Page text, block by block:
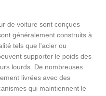
de voiture sont conçues
généralement construits à
tels que l'acier ou
supporter le poids des
lourds. De nombreuses
livrées avec des
qui maintiennent le